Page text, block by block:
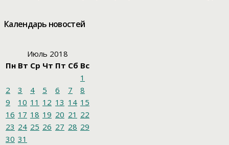
Календарь новостей
Июль 2018
Пн Вт Ср Чт Пт Сб Вс
1
2
3 4 5 6 7
8
9
10 11 12 13 14 15
16 17 18 19 20 21 22
23 24 25 26 27 28 29
30 31